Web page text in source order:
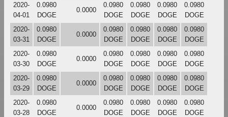
2020-
04-01
0.0980
DOGE
0.0000
0.0980
DOGE
0.0980
DOGE
0.0980
DOGE
0.0980
DOGE
2020-
03-31
0.0980
DOGE
0.0000
0.0980
DOGE
0.0980
DOGE
0.0980
DOGE
0.0980
DOGE
2020-
03-30
0.0980
DOGE
0.0000
0.0980
DOGE
0.0980
DOGE
0.0980
DOGE
0.0980
DOGE
2020-
03-29
0.0980
DOGE
0.0000
0.0980
DOGE
0.0980
DOGE
0.0980
DOGE
0.0980
DOGE
2020-
03-28
0.0980
DOGE
0.0000
0.0980
DOGE
0.0980
DOGE
0.0980
DOGE
0.0980
DOGE